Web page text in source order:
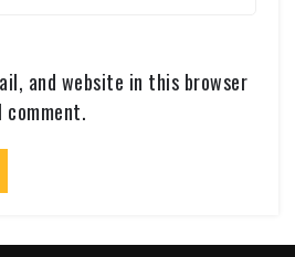
and website in this browser